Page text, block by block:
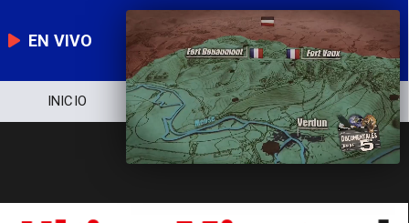
EN VIVO
INICIO NOTICIERO POLÍTICA